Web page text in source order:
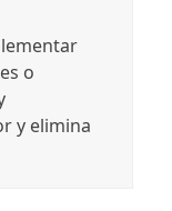
o
y elimina